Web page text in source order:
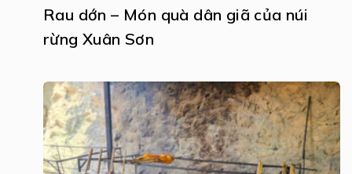
Rau dớn – Món quà dân giã của núi
rừng Xuân Sơn